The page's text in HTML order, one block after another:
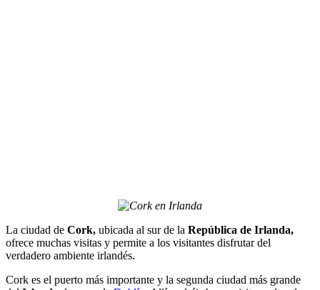
La ciudad de Cork, ubicada al sur de la República de Irlanda,
ofrece muchas visitas y permite a los visitantes disfrutar del
verdadero ambiente irlandés.
Cork es el puerto más importante y la segunda ciudad más grande